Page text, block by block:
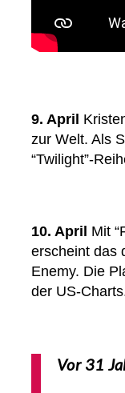
9. April
zur Welt. Als
“Twilight”-
10. April Mit
erscheint das
Enemy. Die
der US-
Vor 31